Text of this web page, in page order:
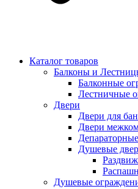
Каталог товаров
Балконы и
Балконные
Лестничные
Двери
Двери для
Двери
Душевые
Душевые